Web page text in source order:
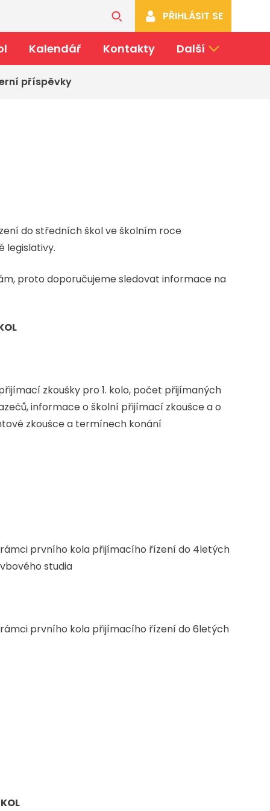
PŘIHLÁSIT SE
Kalendář Kontakty Další
příspěvky
do středních škol ve školním roce
legislativy.
proto doporučujeme sledovat informace na
zkoušky pro 1. kolo, počet přijímaných
informace o školní přijímací zkoušce a o
zkoušce a termínech konání
prvního kola přijímacího řízení do 4letých
studia
prvního kola přijímacího řízení do 6letých